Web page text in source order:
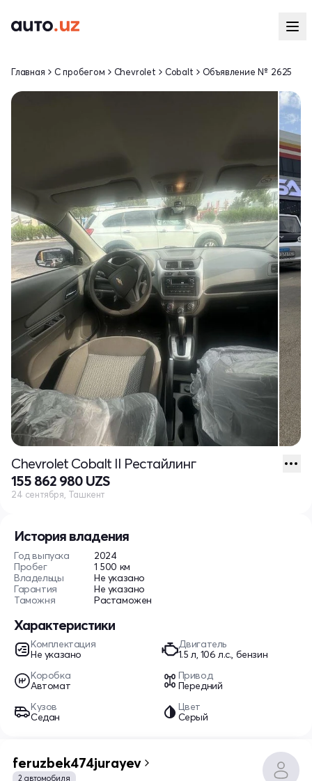
История владения
Год выпуска
2024
Пробег
1 500 км
Владельцы
Не указано
Гарантия
Не указано
Таможня
Растаможен
Характеристики
Комплектация
Не указано
Двигатель
1.5 л, 106 л.с., бензин
Коробка
Автомат
Привод
Передний
Кузов
Седан
Цвет
Серый
Главная С пробегом Chevrolet Cobalt Объявление № 2625
Chevrolet Cobalt II Рестайлинг
155 862 980 UZS
24 сентября, Ташкент
feruzbek474jurayev
2 автомобиля